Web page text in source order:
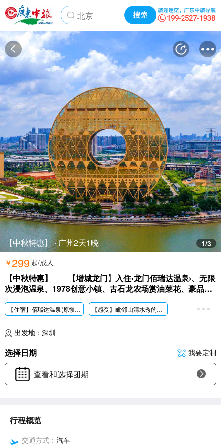
1/3
【中秋特惠】 · 广州2天1晚
￥299 起/成人
【中秋特惠】 【增城龙门】入住‹龙门佰瑞达温泉›、无限
次浸泡温泉、1978创意小镇、古石龙农场赏油菜花、豪品龙
【住宿】佰瑞达温泉(原慢云温泉)绿树成荫，鸟语花香色的温泉园区，在温暖的泉水中放松身心 【感受】毗邻山清水秀的南昆山，赏大自然的风景的同时享受温泉带来的放松。
【游览】 广州1978文化创意园·复古时尚的特色小镇
出发地：深圳
选择日期 我要定制
查看和选择团期
行程概览
交通方式： 汽车